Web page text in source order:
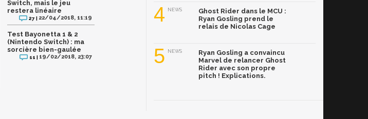
Switch, mais le jeu
restera linéaire
27 | 22/04/2018, 11:19
Test Bayonetta 1 & 2
(Nintendo Switch) : ma
sorcière bien-gaulée
11 |19/02/2018, 23:07
4 NEWS
Ghost Rider dans le MCU :
Ryan Gosling prend le
relais de Nicolas Cage
5 NEWS
Ryan Gosling a convaincu
Marvel de relancer Ghost
Rider avec son propre
pitch ! Explications.